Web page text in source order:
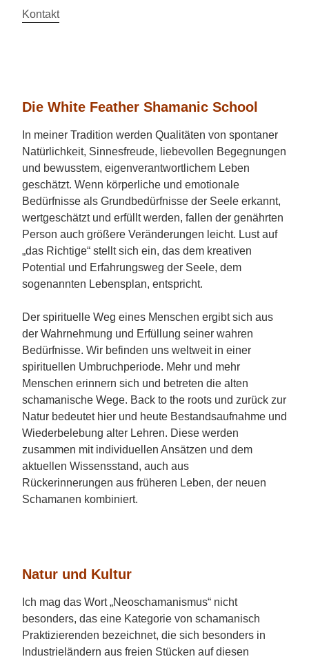
Kontakt
Die White Feather Shamanic School
In meiner Tradition werden Qualitäten von spontaner
Natürlichkeit, Sinnesfreude, liebevollen Begegnungen
und bewusstem, eigenverantwortlichem Leben
geschätzt. Wenn körperliche und emotionale
Bedürfnisse als Grundbedürfnisse der Seele erkannt,
wertgeschätzt und erfüllt werden, fallen der genährten
Person auch größere Veränderungen leicht. Lust auf
„das Richtige“ stellt sich ein, das dem kreativen
Potential und Erfahrungsweg der Seele, dem
sogenannten Lebensplan, entspricht.
Der spirituelle Weg eines Menschen ergibt sich aus
der Wahrnehmung und Erfüllung seiner wahren
Bedürfnisse. Wir befinden uns weltweit in einer
spirituellen Umbruchperiode. Mehr und mehr
Menschen erinnern sich und betreten die alten
schamanische Wege. Back to the roots und zurück zur
Natur bedeutet hier und heute Bestandsaufnahme und
Wiederbelebung alter Lehren. Diese werden
zusammen mit individuellen Ansätzen und dem
aktuellen Wissensstand, auch aus
Rückerinnerungen aus früheren Leben, der neuen
Schamanen kombiniert.
Natur und Kultur
Ich mag das Wort „Neoschamanismus“ nicht
besonders, das eine Kategorie von schamanisch
Praktizierenden bezeichnet, die sich besonders in
Industrieländern aus freien Stücken auf diesen